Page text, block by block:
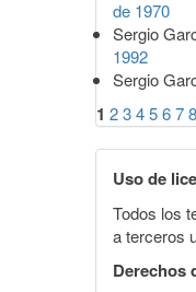
de 1970
Sergio
1992
Sergio
1 2345678
Uso de
Todos los
a terceros
Derechos